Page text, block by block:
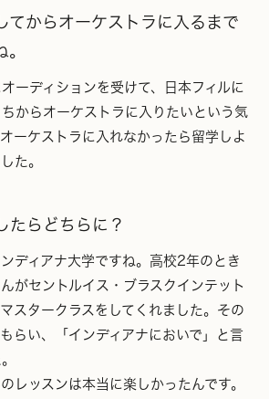
からオーケストラに入るまで
ーディションを受けて、日本フィルに
からオーケストラに入りたいという気
ーケストラに入れなかったら留学しよ
た。
らどちらに？
ディアナ大学ですね。高校2年のとき
がセントルイス・ブラスクインテット
スタークラスをしてくれました。その
らい、「インディアナにおいで」と言
レッスンは本当に楽しかったんです。